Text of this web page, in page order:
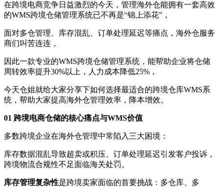
在跨境电商竞争日益激烈的今天，管理海外仓能拥有一套高效
的WMS跨境仓储管理系统已不再是“锦上添花”，
面对多仓管理、库存混乱、订单处理延迟等痛点，海外仓服务
商们叫苦连连，
因此一款专业的WMS跨境仓储管理系统，能帮助企业将仓储
周转效率提升30%以上，人力成本降低25%，
今天仓姐就给大家分享下如何选择最适合的跨境仓库WMS系
统，帮助大家提高海外仓管理效率，降本增效。
01 跨境电商仓储的核心痛点与WMS价值
多数跨境企业在海外仓管理中常陷入三大困境：
库存数据混乱导致超卖或积压、订单处理延迟引发客户投诉，
跨境物流合规性不足面临海关处罚。
库存管理复杂性是跨境卖家面临的首要挑战：多仓库、多